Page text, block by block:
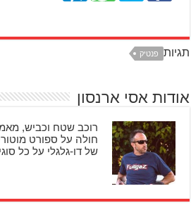
תגיות פנטיק
אודות אסי ארנסון
רוכב שטח וכביש,
חולה על ספורט
של דו-גלגלי על כל